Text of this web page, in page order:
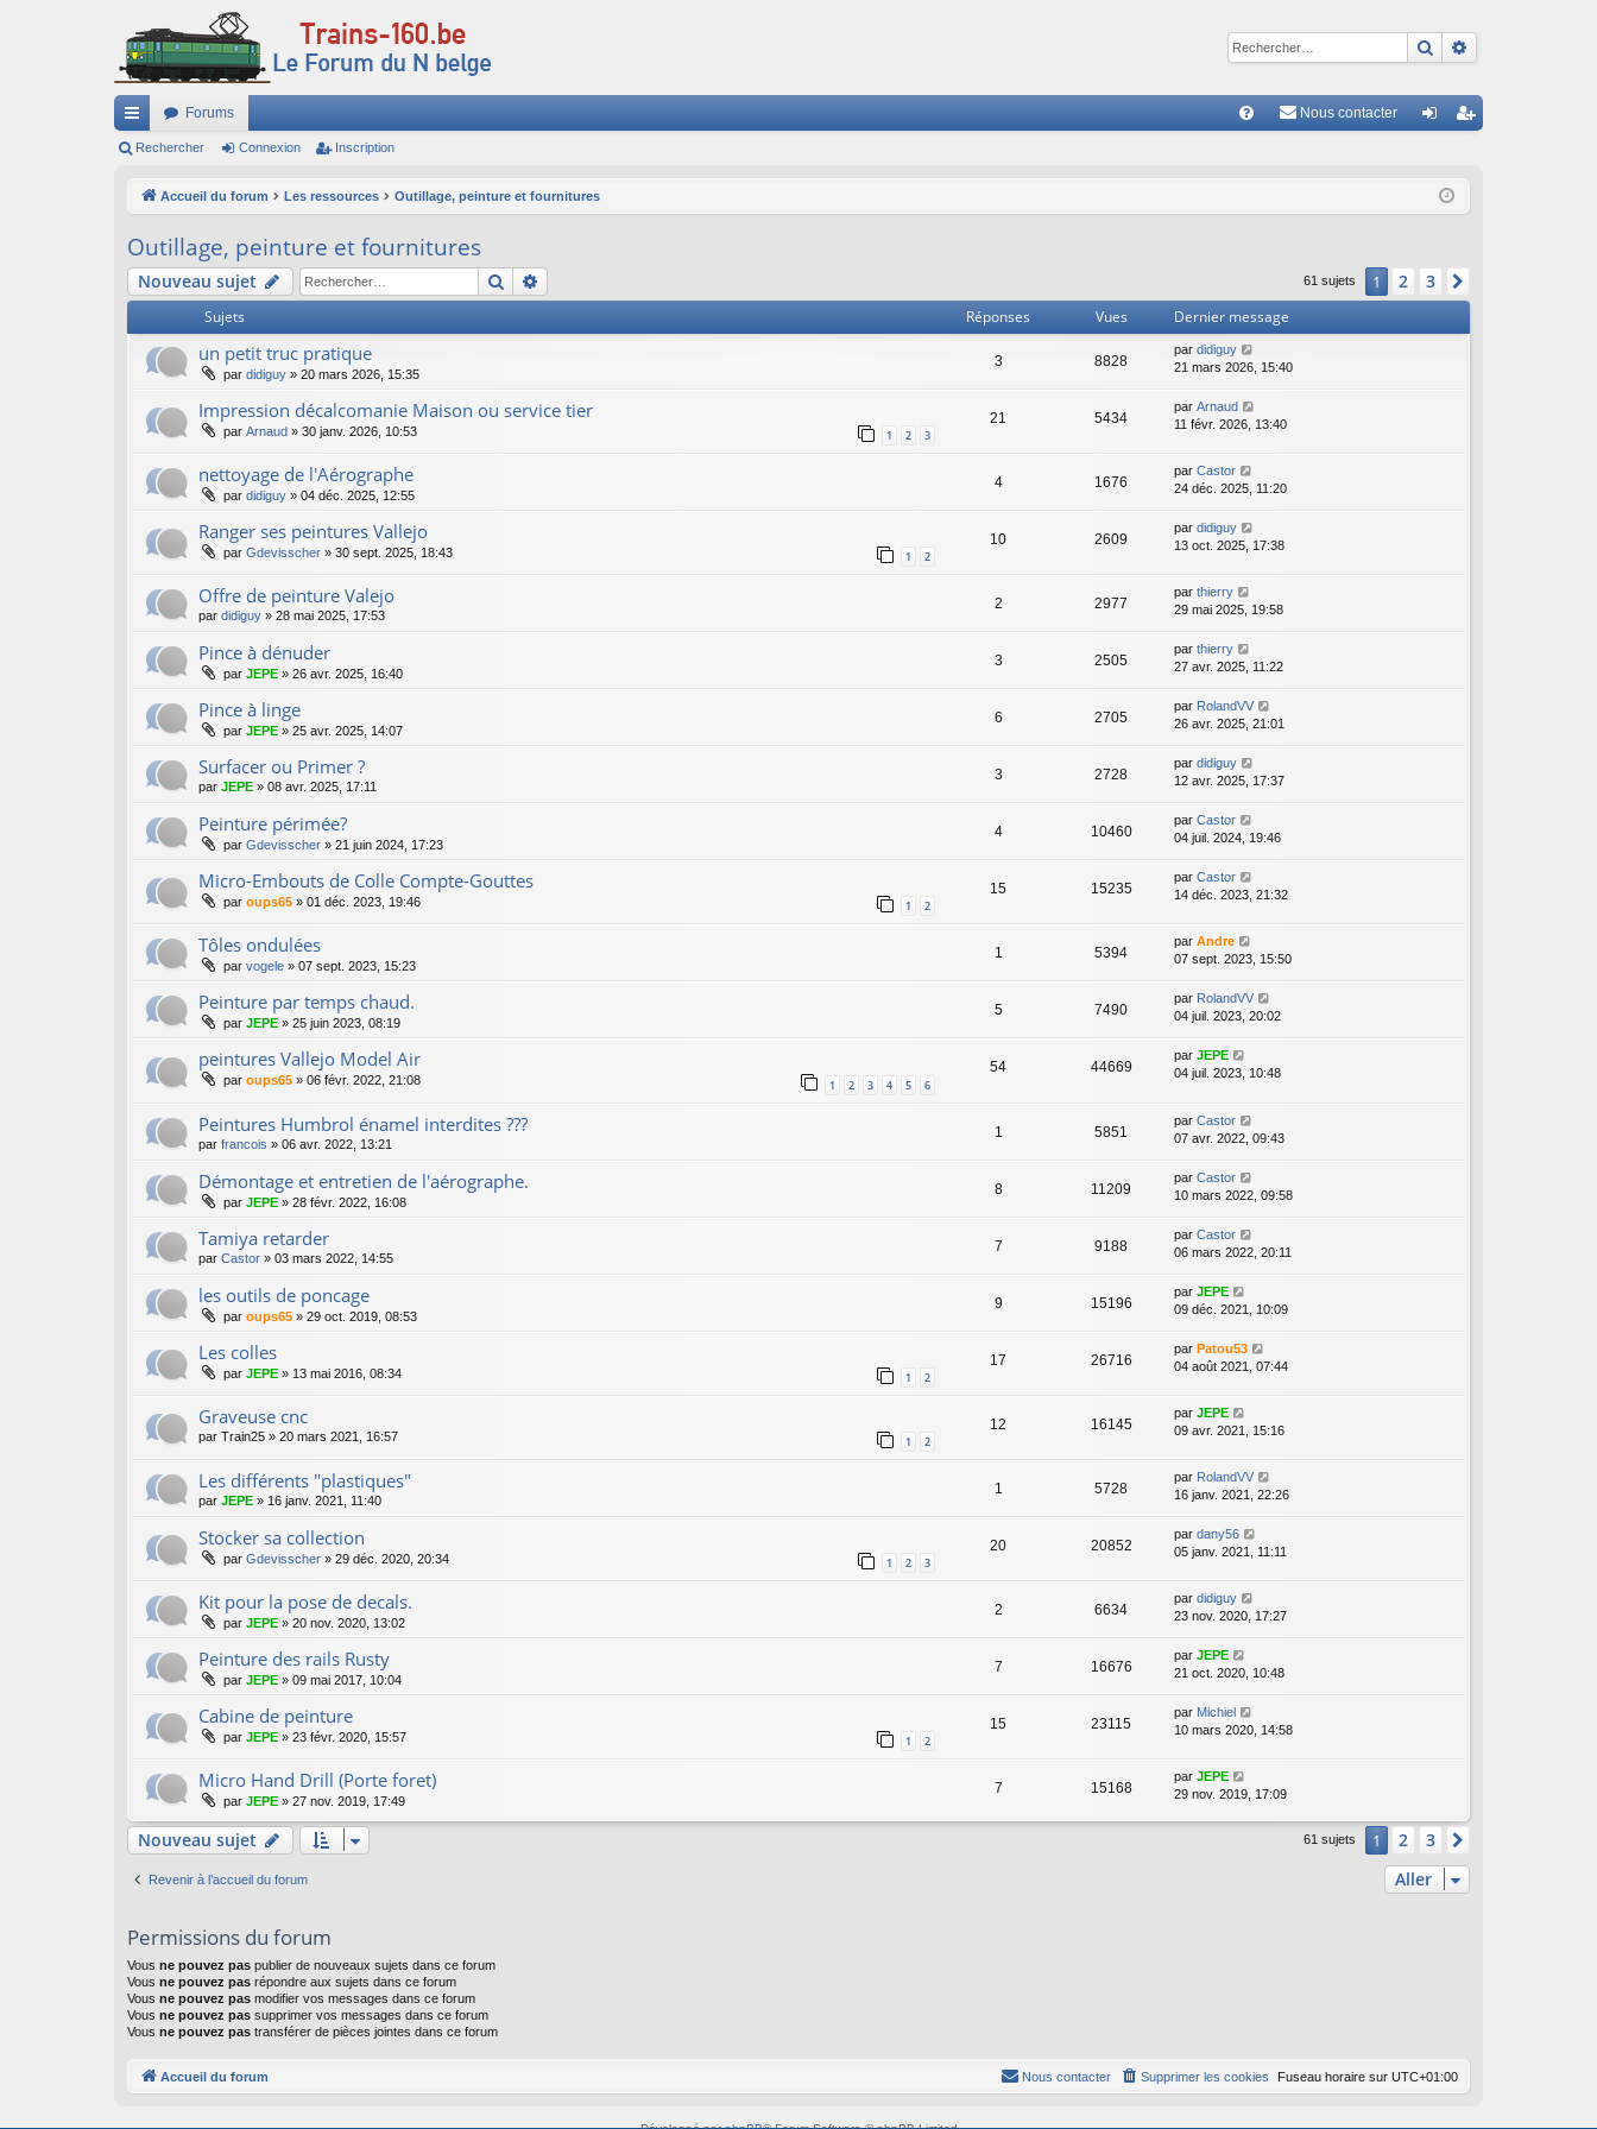
Rechercher
R
ac
ci
s
Forums Nous contacter
cri
Rechercher Connexion Inscription
Accueil du forum Les ressources Outillage, peinture et fournitures
Outillage, peinture et fournitures
Nouveau sujet Rechercher 61 sujets 1 2 3
Sujets Réponses Vues Dernier message
un petit truc pratique
par didiguy » 20 mars 2026, 15:35
3 8828
par didiguy
21 mars 2026, 15:40
Impression décalcomanie Maison ou service tier
par Arnaud » 30 janv. 2026, 10:53 1 2 3
21 5434
par Arnaud
11 févr. 2026, 13:40
nettoyage de l'Aérographe
par didiguy » 04 déc. 2025, 12:55
4 1676
par Castor
24 déc. 2025, 11:20
Ranger ses peintures Vallejo
par Gdevisscher » 30 sept. 2025, 18:43 1 2
10 2609
par didiguy
13 oct. 2025, 17:38
Offre de peinture Valejo
par didiguy » 28 mai 2025, 17:53
2 2977
par thierry
29 mai 2025, 19:58
Pince à dénuder
par JEPE » 26 avr. 2025, 16:40
3 2505
par thierry
27 avr. 2025, 11:22
Pince à linge
par JEPE » 25 avr. 2025, 14:07
6 2705
par RolandVV
26 avr. 2025, 21:01
Surfacer ou Primer ?
par JEPE » 08 avr. 2025, 17:11
3 2728
par didiguy
12 avr. 2025, 17:37
Peinture périmée?
par Gdevisscher » 21 juin 2024, 17:23
4 10460
par Castor
04 juil. 2024, 19:46
Micro-Embouts de Colle Compte-Gouttes
par oups65 » 01 déc. 2023, 19:46 1 2
15 15235
par Castor
14 déc. 2023, 21:32
Tôles ondulées
par vogele » 07 sept. 2023, 15:23
1 5394
par Andre
07 sept. 2023, 15:50
Peinture par temps chaud.
par JEPE » 25 juin 2023, 08:19
5 7490
par RolandVV
04 juil. 2023, 20:02
peintures Vallejo Model Air
par oups65 » 06 févr. 2022, 21:08 1 2 3 4 5 6
54 44669
par JEPE
04 juil. 2023, 10:48
Peintures Humbrol énamel interdites ???
par francois » 06 avr. 2022, 13:21
1 5851
par Castor
07 avr. 2022, 09:43
Démontage et entretien de l'aérographe.
par JEPE » 28 févr. 2022, 16:08
8 11209
par Castor
10 mars 2022, 09:58
Tamiya retarder
par Castor » 03 mars 2022, 14:55
7 9188
par Castor
06 mars 2022, 20:11
les outils de poncage
par oups65 » 29 oct. 2019, 08:53
9 15196
par JEPE
09 déc. 2021, 10:09
Les colles
par JEPE » 13 mai 2016, 08:34 1 2
17 26716
par Patou53
04 août 2021, 07:44
Graveuse cnc
par Train25 » 20 mars 2021, 16:57 1 2
12 16145
par JEPE
09 avr. 2021, 15:16
Les différents "plastiques"
par JEPE » 16 janv. 2021, 11:40
1 5728
par RolandVV
16 janv. 2021, 22:26
Stocker sa collection
par Gdevisscher » 29 déc. 2020, 20:34 1 2 3
20 20852
par dany56
05 janv. 2021, 11:11
Kit pour la pose de decals.
par JEPE » 20 nov. 2020, 13:02
2 6634
par didiguy
23 nov. 2020, 17:27
Peinture des rails Rusty
par JEPE » 09 mai 2017, 10:04
7 16676
par JEPE
21 oct. 2020, 10:48
Cabine de peinture
par JEPE » 23 févr. 2020, 15:57 1 2
15 23115
par Michiel
10 mars 2020, 14:58
Micro Hand Drill (Porte foret)
par JEPE » 27 nov. 2019, 17:49
7 15168
par JEPE
29 nov. 2019, 17:09
Nouveau sujet 61 sujets 1 2 3
Revenir à l’accueil du forum Aller
Permissions du forum
Vous ne pouvez pas publier de nouveaux sujets dans ce forum
Vous ne pouvez pas répondre aux sujets dans ce forum
Vous ne pouvez pas modifier vos messages dans ce forum
Vous ne pouvez pas supprimer vos messages dans ce forum
Vous ne pouvez pas transférer de pièces jointes dans ce forum
Accueil du forum Fuseau horaire sur UTC+01:00
Supprimer les cookies
Nous contacter